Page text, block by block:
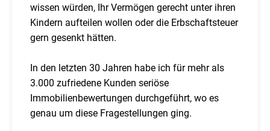
wissen würden, Ihr Vermögen gerecht unter ihren
Kindern aufteilen wollen oder die Erbschaftsteuer
gern gesenkt hätten.
In den letzten 30 Jahren habe ich für mehr als
3.000 zufriedene Kunden seriöse
Immobilienbewertungen durchgeführt, wo es
genau um diese Fragestellungen ging.